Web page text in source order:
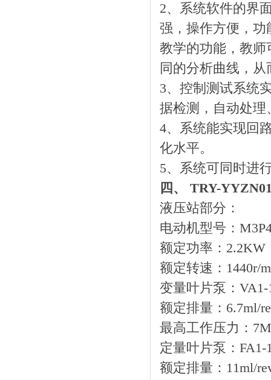
2、系统软件的界
强，操作方便，
教学的功能，教
同的分析曲线，
3、控制测试系统
据检测，自动处
4、系统能实现回
化水平。
5、系统可同时进
四、 TRY-
液压站部分：
电动机型号：
额定功率：2.2KW
额定转速：1440r/
变量叶片泵：VA1-
额定排量：6.7ml/
最高工作压力：
定量叶片泵：FA1-
额定排量：11ml/